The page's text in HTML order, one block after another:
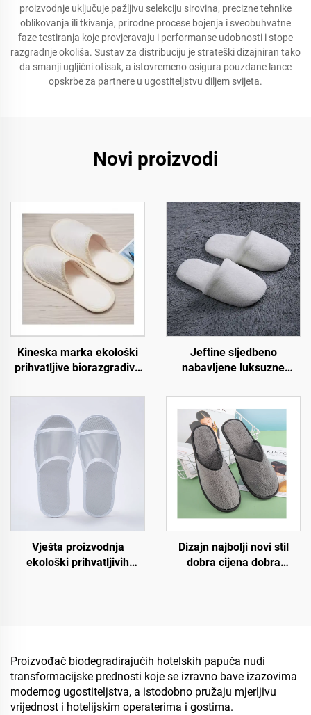
proizvodnje uključuje pažljivu selekciju sirovina, precizne tehnike
oblikovanja ili tkivanja, prirodne procese bojenja i sveobuhvatne
faze testiranja koje provjeravaju i performanse udobnosti i stope
razgradnje okoliša. Sustav za distribuciju je strateški dizajniran tako
da smanji ugljični otisak, a istovremeno osigura pouzdane lance
opskrbe za partnere u ugostiteljstvu diljem svijeta.
Novi proizvodi
Kineska marka ekološki
prihvatljive biorazgradive
otvorene prednjice s
pulpom na đonu,
jednokratne papuče za
zrakoplovstvo
Jeftine sljedbeno
nabavljene luksuzne
spa, uniseks, jednokratne,
meke i udobne papuče za
hotelske sobe
Vješta proizvodnja
ekološki prihvatljivih
Dizajn najbolji novi stil
dobra cijena dobra
Proizvođač biodegradirajućih hotelskih papuča nudi
transformacijske prednosti koje se izravno bave izazovima
modernog ugostiteljstva, a istodobno pružaju mjerljivu
vrijednost i hotelijskim operaterima i gostima.